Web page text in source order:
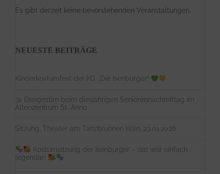
:Es gibt derzeit keine bevorstehenden Veranstaltungen.
NEUESTE BEITRÄGE
Kinderkostümfest der KG ,,Die Isenburger“
3x Dreigestirn beim diesjährigen Seniorennachmittag im
Altenzentrum St. Anno
Sitzung, Theater am Tanzbrunnen Köln, 23.01.2026
Kostümsitzung der Isenburger – dat wor einfach
legendär!